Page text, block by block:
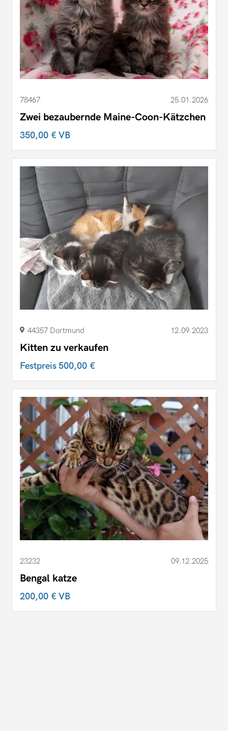
78467 25.01.2026
Zwei bezaubernde Maine-Coon-Kätzchen
350,00 €VB
44357 Dortmund 12.09.2023
Kitten zu verkaufen
Festpreis500,00 €
23232 09.12.2025
Bengal katze
200,00 €VB